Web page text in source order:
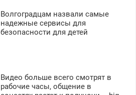
Волгоградцам назвали самые
надежные сервисы для
безопасности для детей
Видео больше всего смотрят в
рабочие часы, общение в